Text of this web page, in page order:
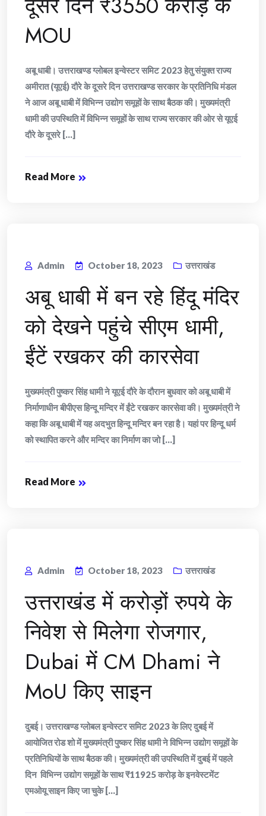
MOU
अबू धाबी। उत्तराखण्ड ग्लोबल इन्वेस्टर समिट 2023 हेतु संयुक्त राज्य
अमीरात (यूएई) दौरे के दूसरे दिन उत्तराखण्ड सरकार के प्रतिनिधि मंडल
ने आज अबू धाबी में विभिन्न उद्योग समूहों के साथ बैठक की। मुख्यमंत्री
धामी की उपस्थिति में विभिन्न समूहों के साथ राज्य सरकार की ओर से यूएई
दौरे के दूसरे [...]
Read More
Admin October 18, 2023 उत्तराखंड
अबू धाबी में बन रहे हिंदू मंदिर
को देखने पहुंचे सीएम धामी,
ईंटें रखकर की कारसेवा
मुख्यमंत्री पुष्कर सिंह धामी ने यूएई दौरे के दौरान बुधवार को अबू धाबी में
निर्माणाधीन बीपीएस हिन्दू मन्दिर में ईंटे रखकर कारसेवा की। मुख्यमंत्री ने
कहा कि अबू धाबी में यह अदभुत हिन्दू मन्दिर बन रहा है। यहां पर हिन्दू धर्म
को स्थापित करने और मन्दिर का निर्माण का जो [...]
Read More
Admin October 18, 2023 उत्तराखंड
उत्तराखंड में करोड़ों रुपये के
निवेश से मिलेगा रोजगार,
Dubai में CM Dhami ने
MoU किए साइन
दुबई। उत्तराखण्ड ग्लोबल इन्वेस्टर समिट 2023 के लिए दुबई में
आयोजित रोड शो में मुख्यमंत्री पुष्कर सिंह धामी ने विभिन्न उद्योग समूहों के
प्रतिनिधियों के साथ बैठक की। मुख्यमंत्री की उपस्थिति में दुबई में पहले
दिन विभिन्न उद्योग समूहों के साथ ₹11925 करोड़ के इनवेस्टमेंट
एमओयू साइन किए जा चुके [...]